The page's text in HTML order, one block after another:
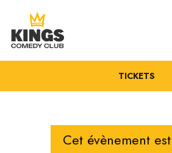
TICKETS
Cet évènement